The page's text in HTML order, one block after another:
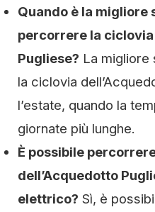
Quando è la migliore
percorrere la
Pugliese? La
la ciclovia
l’estate, quando la
giornate più lunghe.
È possibile
dell’Acquedotto
elettrico? Sì, è